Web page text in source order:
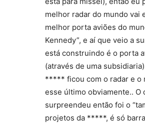
melhor radar do mundo vai
melhor porta aviões do
Kennedy”, e aí que veio a
está construindo é o porta
(através de uma
***** ficou com o radar e o
esse último obviamente.. O
surpreendeu então foi o
projetos da *****, é só